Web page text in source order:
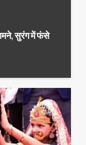
सुरंग में फंसे